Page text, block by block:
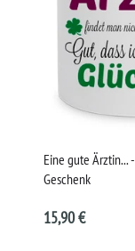
Eine gute Ärztin...
Geschenk
15,90 €